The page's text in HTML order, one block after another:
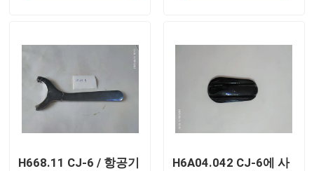
비디오
H668.11 CJ-6 / 항공기
H6A04.042 CJ-6에 사